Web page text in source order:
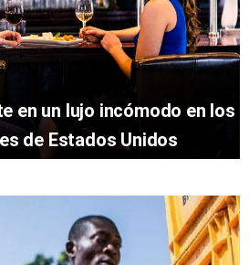
en un lujo incómodo en los
de Estados Unidos